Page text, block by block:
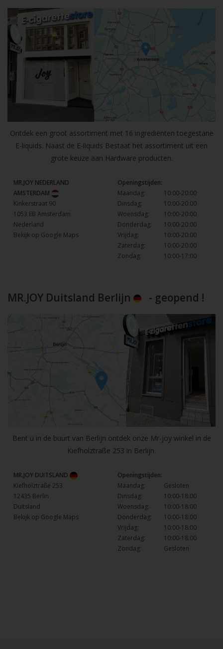
Ontdek een groot assortiment met 16 ingrediënten toegestane
E-liquids. Naast de E-liquids Bestaat het assortiment uit een
grote keuze aan Hardware producten.
MR.JOY NEDERLAND
AMSTERDAM
Kinkerstraat 90
1053 EB Amsterdam
Nederland
Bekijk op Google Maps
Openingstijden:
Maandag:
10:00-20:00
Dinsdag:
10:00-20:00
Woensdag:
10:00-20:00
Donderdag:
10:00-20:00
Vrijdag:
10:00-20:00
Zaterdag:
10:00-20:00
Zondag:
10:00-17:00
MR.JOY Duitsland Berlijn - geopend !
Bent u in de buurt van Berlijn ontdek onze Mr-joy winkel in de
Kiefholztraße 253 in Berlijn.
MR.JOY DUITSLAND
Kiefholztraße 253
12435 Berlin
Duitsland
Bekijk op Google Maps
Openingstijden:
Maandag:
Gesloten
Dinsdag:
10:00-18:00
Woensdag:
10:00-18:00
Donderdag:
10:00-18:00
Vrijdag:
10:00-18:00
Zaterdag:
10:00-18:00
Zondag:
Gesloten